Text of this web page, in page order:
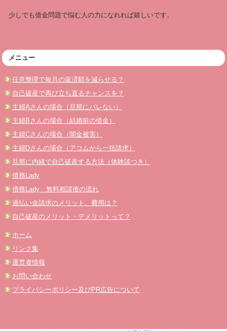
少しでも借金問題で悩む人の力になれれば嬉しいです。
メニュー
任意整理で毎月の返済額を減らせる？
自己破産で再び立ち直るチャンスを？
主婦Aさんの場合（旦那にバレない）
主婦Bさんの場合（結婚前の借金）
主婦Cさんの場合（闇金被害）
主婦Dさんの場合（アコムから一括請求）
旦那に内緒で自己破産する方法（体験談つき）
債務Lady
債務Lady 無料相談後の流れ
過払い金請求のメリット、費用は？
自己破産のメリット・デメリットって？
ホーム
リンク集
運営者情報
お問い合わせ
プライバシーポリシー及びPR広告について